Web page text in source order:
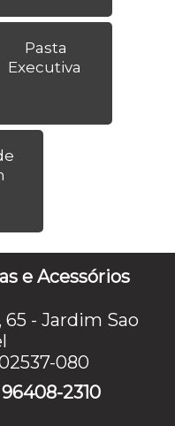
Pasta
Executiva
e Acessórios
- Jardim Sao
080
96408-2310